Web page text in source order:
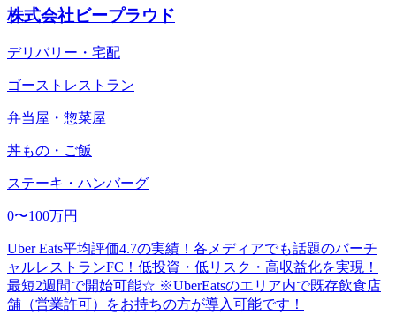
株式会社ビープラウド
デリバリー・宅配
ゴーストレストラン
弁当屋・惣菜屋
丼もの・ご飯
ステーキ・ハンバーグ
0〜100万円
Uber Eats平均評価4.7の実績！各メディアでも話題のバーチ
ャルレストランFC！低投資・低リスク・高収益化を実現！
最短2週間で開始可能☆ ※UberEatsのエリア内で既存飲食店
舗（営業許可）をお持ちの方が導入可能です！